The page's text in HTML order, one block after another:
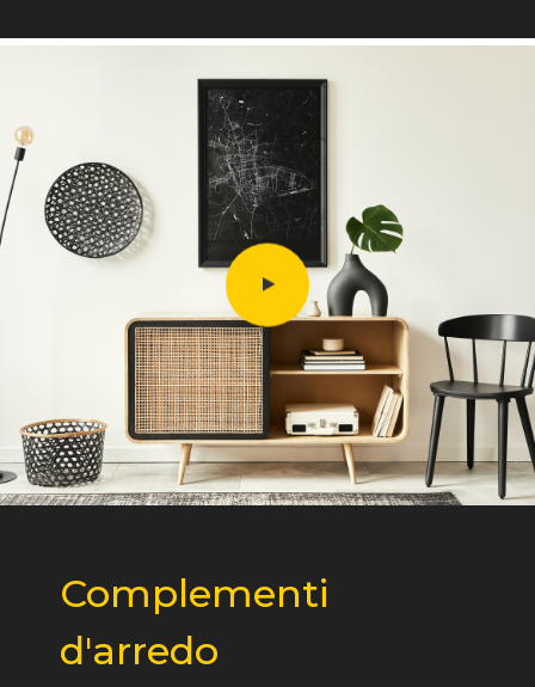
Complementi
d'arredo